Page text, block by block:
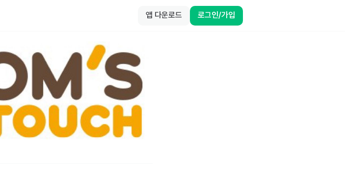
앱 다운로드 로그인/가입